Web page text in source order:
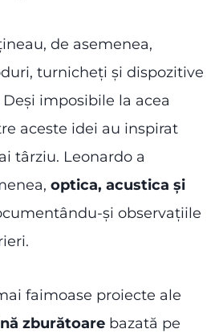
de asemenea,
turnicheți și dispozitive
imposibile la acea
aceste idei au inspirat
târziu. Leonardo a
optica, acustica și
și observațiile
faimoase proiecte ale
zburătoare bazată pe